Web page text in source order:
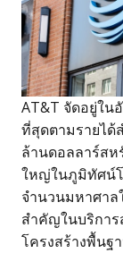
AT&T จัดอยู่ใ
ที่สุดตามรายได้
ล้านดอลลาร์สห
ใหญ่ในภูมิทัศน์
จำนวนมหาศาล
สำคัญในบริการ
โครงสร้างพื้นฐ